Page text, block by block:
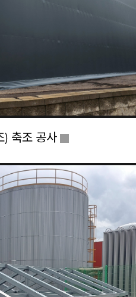
) 축조 공사